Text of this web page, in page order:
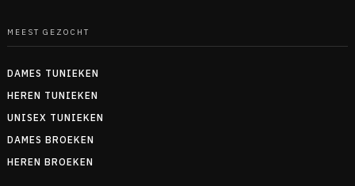
MEEST GEZOCHT
DAMES TUNIEKEN
HEREN TUNIEKEN
UNISEX TUNIEKEN
DAMES BROEKEN
HEREN BROEKEN